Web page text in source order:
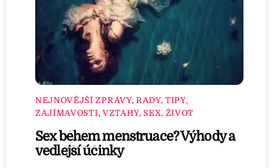
NEJNOVĚJŠÍ ZPRÁVY, RADY, TIPY,
ZAJÍMAVOSTI, VZTAHY, SEX, ŽIVOT
Sex během menstruace? Výhody a
vedlejší účinky